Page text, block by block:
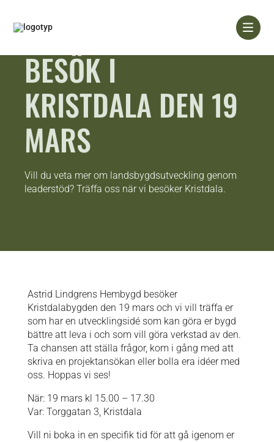
BESÖK I
KRISTDALA DEN 19
MARS
Vill du veta mer om landsbygdsutveckling genom
leaderstöd? Träffa oss när vi besöker Kristdala.
Astrid Lindgrens Hembygd besöker
Kristdalabygden den 19 mars och vi vill träffa er
som har en utvecklingsidé som kan göra er bygd
bättre att leva i och som vill göra verkstad av den.
Ta chansen att ställa frågor, kom i gång med att
skriva en projektansökan eller bolla era idéer med
oss. Hoppas vi ses!
När: 19 mars kl 15.00 – 17.30
Var: Torggatan 3, Kristdala
Vill ni boka in en specifik tid för att gå igenom er